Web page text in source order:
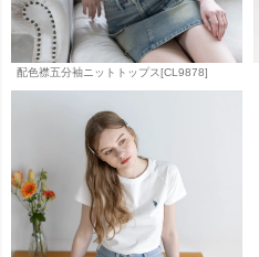
配色襟五分袖ニットトップス[CL9878]